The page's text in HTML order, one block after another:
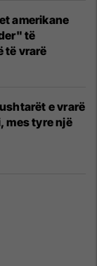
amerikane
të
të vrarë
e vrarë
mes tyre një